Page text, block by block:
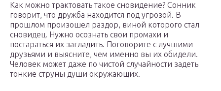
Как можно трактовать такое сновидение? Сонник
говорит, что дружба находится под угрозой. В
прошлом произошел раздор, виной которого стал
сновидец. Нужно осознать свои промахи и
постараться их загладить. Поговорите с лучшими
друзьями и выясните, чем именно вы их обидели.
Человек может даже по чистой случайности задеть
тонкие струны души окружающих.